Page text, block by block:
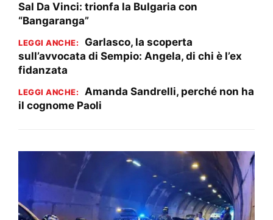
Sal Da Vinci: trionfa la Bulgaria con
“Bangaranga”
LEGGI ANCHE:
Garlasco, la scoperta
sull’avvocata di Sempio: Angela, di chi è l’ex
fidanzata
LEGGI ANCHE:
Amanda Sandrelli, perché non ha
il cognome Paoli